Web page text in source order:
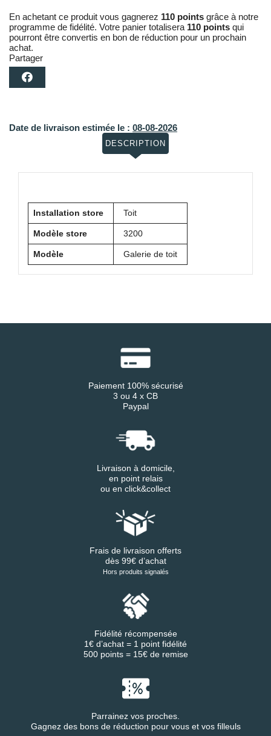
En achetant ce produit vous gagnerez 110 points grâce à notre
programme de fidélité. Votre panier totalisera 110 points qui
pourront être convertis en bon de réduction pour un prochain
achat.
Partager
Date de livraison estimée le : 08-08-2026
DESCRIPTION
Installation store Toit
Modèle store 3200
Modèle Galerie de toit
Paiement 100% sécurisé
3 ou 4 x CB
Paypal
Livraison à domicile,
en point relais
ou en click&collect
Frais de livraison offerts
dès 99€ d’achat
Hors produits signalés
Fidélité récompensée
1€ d’achat = 1 point fidélité
500 points = 15€ de remise
Parrainez vos proches.
Gagnez des bons de réduction pour vous et vos filleuls